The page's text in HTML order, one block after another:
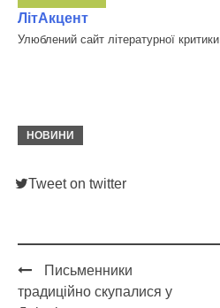
ЛітАкцент
Улюблений сайт літературної критики
НОВИНИ
Tweet on twitter
Post
Письменники
традиційно скупалися у